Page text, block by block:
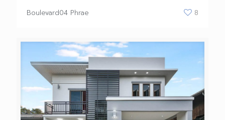
Boulevard04 Phrae 8